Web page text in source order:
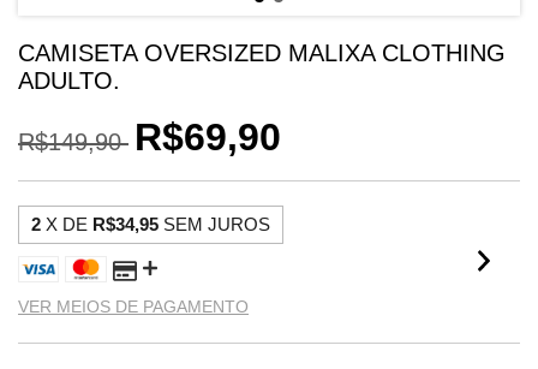
CAMISETA OVERSIZED MALIXA CLOTHING
ADULTO.
R$149,90 R$69,90
2 X DE R$34,95 SEM JUROS
VER MEIOS DE PAGAMENTO